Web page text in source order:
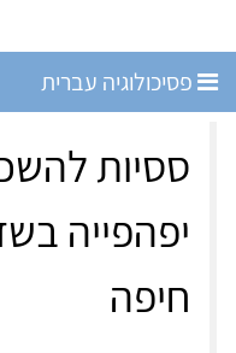
פסיכולוגיה עברית
ססיות
יפהפייה
חיפה